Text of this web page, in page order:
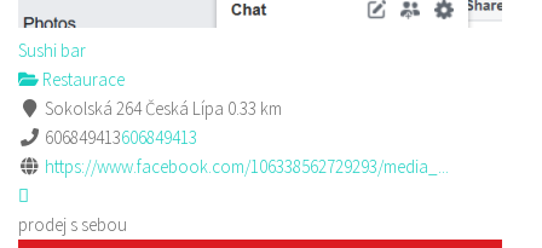
Sushi bar
Restaurace
Sokolská 264 Česká Lípa 0.33 km
606849413606849413
https://www.facebook.com/106338562729293/media_...
prodej s sebou